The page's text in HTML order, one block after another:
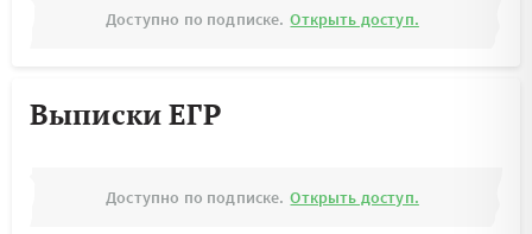
Доступно по подписке. Открыть доступ.
Выписки ЕГР
Доступно по подписке. Открыть доступ.